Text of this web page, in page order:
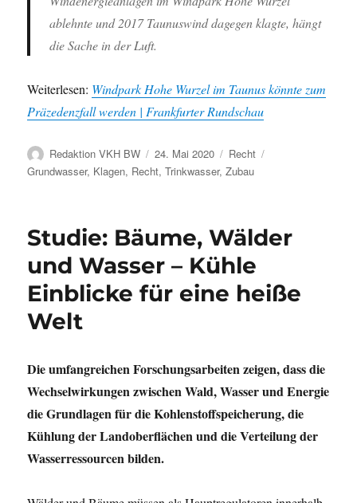
ablehnte und 2017 Taunuswind dagegen klagte, hängt
die Sache in der Luft.
Weiterlesen: Windpark Hohe Wurzel im Taunus könnte zum
Präzedenzfall werden | Frankfurter Rundschau
Autor
Redaktion VKH BW
Veröffentlicht
am
24. Mai 2020 Kategorien
Recht
Grundwasser, Klagen, Recht,Trinkwasser,Zubau
Studie: Bäume, Wälder
und Wasser – Kühle
Einblicke für eine heiße
Welt
Die umfangreichen Forschungsarbeiten zeigen, dass die
Wechselwirkungen zwischen Wald, Wasser und Energie
die Grundlagen für die Kohlenstoffspeicherung, die
Kühlung der Landoberflächen und die Verteilung der
Wasserressourcen bilden.